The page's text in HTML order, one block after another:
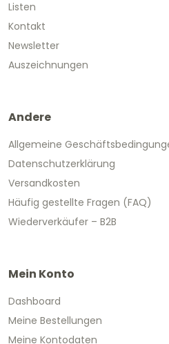
Listen
Kontakt
Newsletter
Auszeichnungen
Andere
Allgemeine
Datenschutzerklärung
Versandkosten
Häufig gestellte Fragen (FAQ)
Wiederverkäufer – B2B
Mein Konto
Dashboard
Meine Bestellungen
Meine Kontodaten